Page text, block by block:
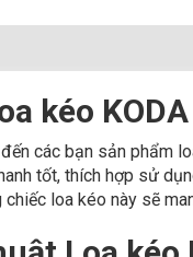
kéo
các bạn sản phẩm
tốt, thích hợp sử
loa kéo này sẽ